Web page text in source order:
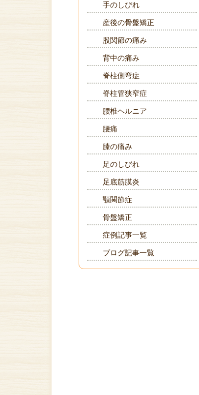
手のしびれ
産後の骨盤矯正
股関節の痛み
背中の痛み
脊柱側弯症
脊柱管狭窄症
腰椎ヘルニア
腰痛
膝の痛み
足のしびれ
足底筋膜炎
顎関節症
骨盤矯正
症例記事一覧
ブログ記事一覧